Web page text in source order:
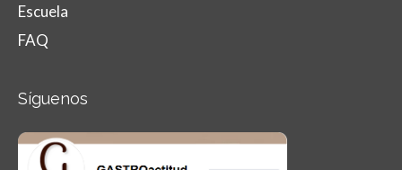
Escuela
FAQ
Síguenos